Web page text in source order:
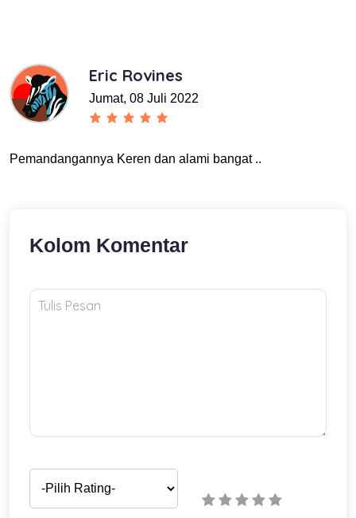
Eric Rovines
Jumat, 08 Juli 2022
Pemandangannya Keren dan alami bangat ..
Kolom Komentar